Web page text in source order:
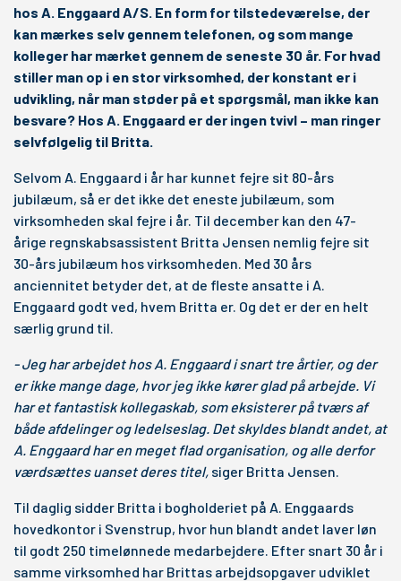
hos A. Enggaard A/S. En form for tilstedeværelse, der
kan mærkes selv gennem telefonen, og som mange
kolleger har mærket gennem de seneste 30 år. For hvad
stiller man op i en stor virksomhed, der konstant er i
udvikling, når man støder på et spørgsmål, man ikke kan
besvare? Hos A. Enggaard er der ingen tvivl – man ringer
selvfølgelig til Britta.
Selvom A. Enggaard i år har kunnet fejre sit 80-års
jubilæum, så er det ikke det eneste jubilæum, som
virksomheden skal fejre i år. Til december kan den 47-
årige regnskabsassistent Britta Jensen nemlig fejre sit
30-års jubilæum hos virksomheden. Med 30 års
anciennitet betyder det, at de fleste ansatte i A.
Enggaard godt ved, hvem Britta er. Og det er der en helt
særlig grund til.
- Jeg har arbejdet hos A. Enggaard i snart tre årtier, og der
er ikke mange dage, hvor jeg ikke kører glad på arbejde. Vi
har et fantastisk kollegaskab, som eksisterer på tværs af
både afdelinger og ledelseslag. Det skyldes blandt andet, at
A. Enggaard har en meget flad organisation, og alle derfor
værdsættes uanset deres titel, siger Britta Jensen.
Til daglig sidder Britta i bogholderiet på A. Enggaards
hovedkontor i Svenstrup, hvor hun blandt andet laver løn
til godt 250 timelønnede medarbejdere. Efter snart 30 år i
samme virksomhed har Brittas arbejdsopgaver udviklet